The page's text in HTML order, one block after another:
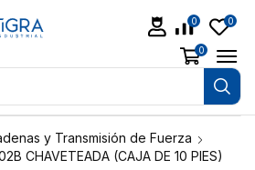
0 0
0
y Transmisión de Fuerza
CHAVETEADA (CAJA DE 10 PIES)